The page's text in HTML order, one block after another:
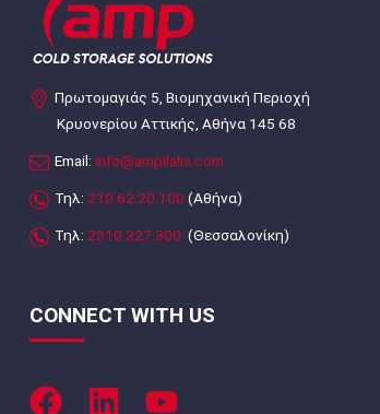
Πρωτομαγιάς 5, Βιομηχανική Περιοχή
Κρυονερίου Αττικής, Αθήνα 145 68
Email: info@ampilalis.com
Τηλ: 210.62.20.100 (Αθήνα)
Τηλ: 2310.327.300 (Θεσσαλονίκη)
CONNECT WITH US